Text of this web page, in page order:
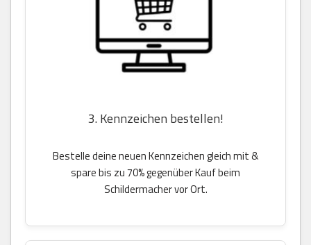
3. Kennzeichen bestellen!
Bestelle deine neuen Kennzeichen gleich mit &
spare bis zu 70% gegenüber Kauf beim
Schildermacher vor Ort.